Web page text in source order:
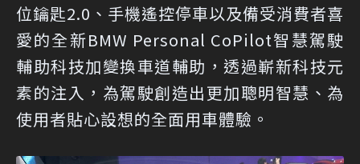
位鑰匙2.0、手機遙控停車以及備受消費者喜
愛的全新BMW Personal CoPilot智慧駕駛
輔助科技加變換車道輔助，透過嶄新科技元
素的注入，為駕駛創造出更加聰明智慧、為
使用者貼心設想的全面用車體驗。